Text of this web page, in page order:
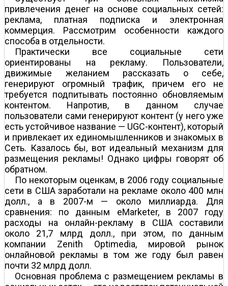
привлечения денег на основе социальных сетей:
реклама, платная подписка и электронная
коммерция. Рассмотрим особенности каждого
способа в отдельности.
Практически все социальные сети
ориентированы на рекламу. Пользователи,
движимые желанием рассказать о себе,
генерируют огромный трафик, причем его не
требуется подпитывать постоянно обновляемым
контентом. Напротив, в данном случае
пользователи сами генерируют контент (у него уже
есть устойчивое название — UGC-контент), который
и привлекает их единомышленников и знакомых в
Сеть. Казалось бы, вот идеальный механизм для
размещения рекламы! Однако цифры говорят об
обратном.
По некоторым оценкам, в 2006 году социальные
сети в США заработали на рекламе около 400 млн
долл., а в 2007-м — около миллиарда. Для
сравнения: по данным eMarketer, в 2007 году
расходы на онлайн-рекламу в США составили
около 21,7 млрд долл., при этом, по данным
компании Zenith Optimedia, мировой рынок
онлайновой рекламы в том же году был равен
почти 32 млрд долл.
Основная проблема с размещением рекламы в